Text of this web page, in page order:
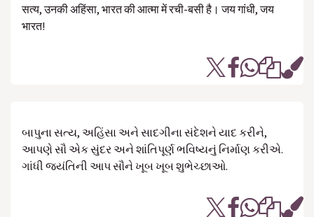
सत्य, उनकी अहिंसा, भारत की आत्मा में रची-बसी है। जय गांधी, जय
भारत!
બાપુના સત્ય, અહિંસા અને સાદગીના સંદેશને યાદ કરીને,
આપણે સૌ એક સુંદર અને શાંતિપૂર્ણ ભવિષ્યનું નિર્માણ કરીએ.
ગાંધી જયંતિની આપ સૌને ખૂબ ખૂબ શુભેચ્છાઓ.